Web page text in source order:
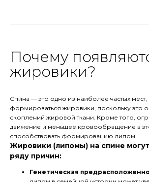
Почему
жировики?
Спина — это одно из наиболее частых мест,
формироваться жировики, поскольку это
скоплений жировой ткани. Кроме того,
движение и меньшее кровообращение в
способствовать формированию липом.
Жировики (липомы) на спине
ряду причин:
Генетическая